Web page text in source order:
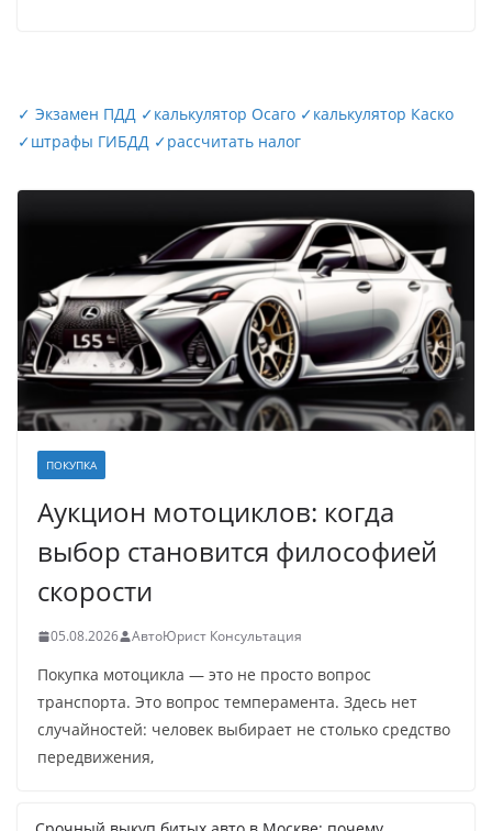
✓ Экзамен ПДД ✓калькулятор Осаго ✓калькулятор Каско
✓штрафы ГИБДД ✓рассчитать налог
ПОКУПКА
Аукцион мотоциклов: когда
выбор становится философией
скорости
05.08.2026 АвтоЮрист Консультация
Покупка мотоцикла — это не просто вопрос
транспорта. Это вопрос темперамента. Здесь нет
случайностей: человек выбирает не столько средство
передвижения,